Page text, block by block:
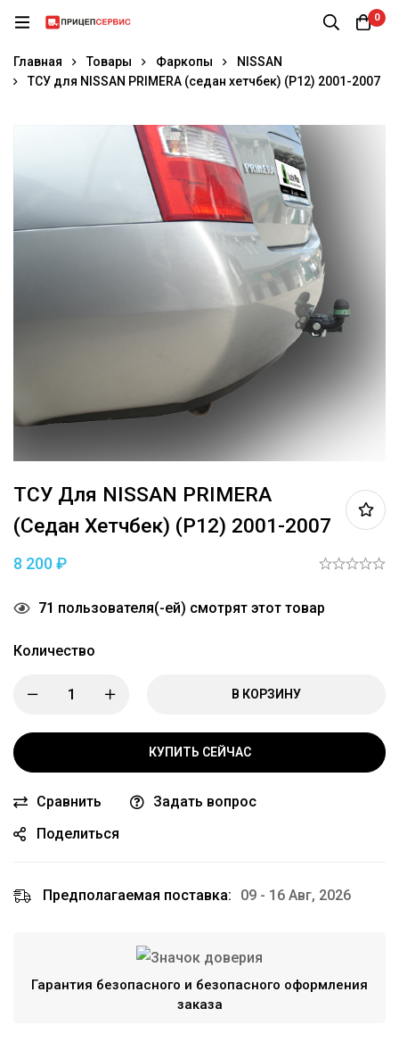
0
Главная Товары Фаркопы
NISSAN
ТСУ для NISSAN PRIMERA (седан хетчбек) (Р12) 2001-2007
ТСУ Для NISSAN PRIMERA
(седан Хетчбек) (Р12) 2001-2007
8 200₽
71 пользователя(-ей) смотрят этот товар
Количество
В КОРЗИНУ
КУПИТЬ СЕЙЧАС
Сравнить
Задать вопрос
Поделиться
Предполагаемая поставка: 09 - 16 Авг, 2026
Гарантия безопасного и безопасного оформления
заказа